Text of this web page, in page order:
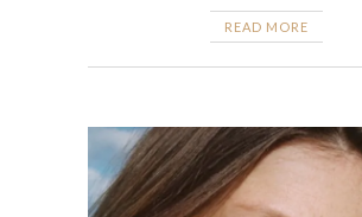
READ MORE